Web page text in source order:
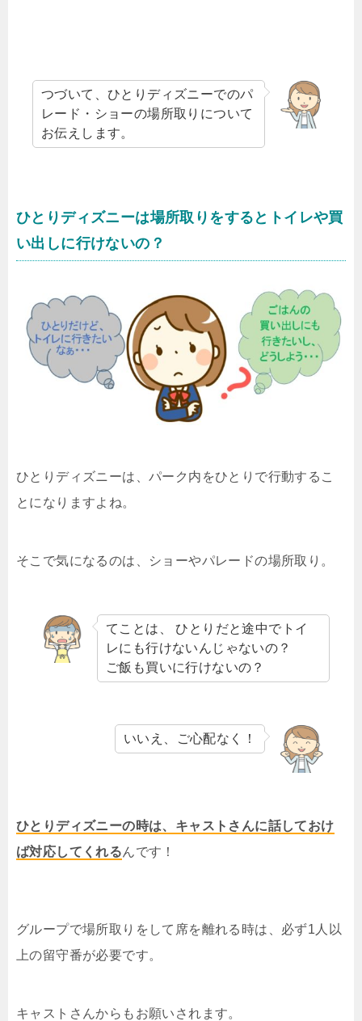
つづいて、ひとりディズニーでのパ
レード・ショーの場所取りについて
お伝えします。
ひとりディズニーは場所取りをするとトイレや買
い出しに行けないの？
ひとりディズニーは、パーク内をひとりで行動するこ
とになりますよね。
そこで気になるのは、ショーやパレードの場所取り。
てことは、 ひとりだと途中でトイ
レにも行けないんじゃないの？
ご飯も買いに行けないの？
いいえ、ご心配なく！
ひとりディズニーの時は、キャストさんに話しておけ
ば対応してくれるんです！
グループで場所取りをして席を離れる時は、必ず1人以
上の留守番が必要です。
キャストさんからもお願いされます。